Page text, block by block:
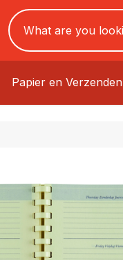
Papier en Verzenden